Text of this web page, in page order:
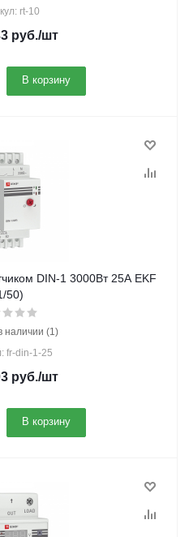
rt-10
руб./шт
В корзину
DIN-1 3000Вт 25А EKF
50)
наличии (1)
fr-din-1-25
руб./шт
В корзину